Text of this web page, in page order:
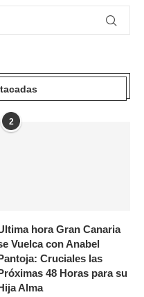
2
hora Gran Canaria
Vuelca con Anabel
Cruciales las
48 Horas para su
Alma